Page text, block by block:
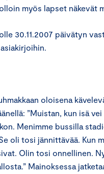
myös lapset näkevät
30.11.2007 päivätyn
oloisena
”Muistan, kun isä
Menimme bussilla
oli tosi jännittävää. Kun
Olin tosi onnellinen.
Mainoksessa